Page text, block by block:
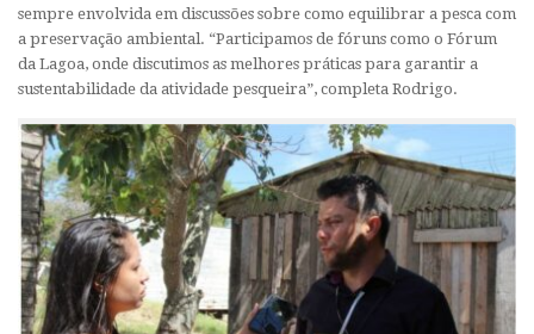
sempre envolvida em discussões sobre como equilibrar a pesca com
a preservação ambiental. “Participamos de fóruns como o Fórum
da Lagoa, onde discutimos as melhores práticas para garantir a
sustentabilidade da atividade pesqueira”, completa Rodrigo.